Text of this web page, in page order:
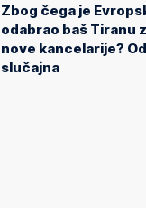
Zbog čega je
odabrao baš Tiranu
nove kancelarije?
slučajna